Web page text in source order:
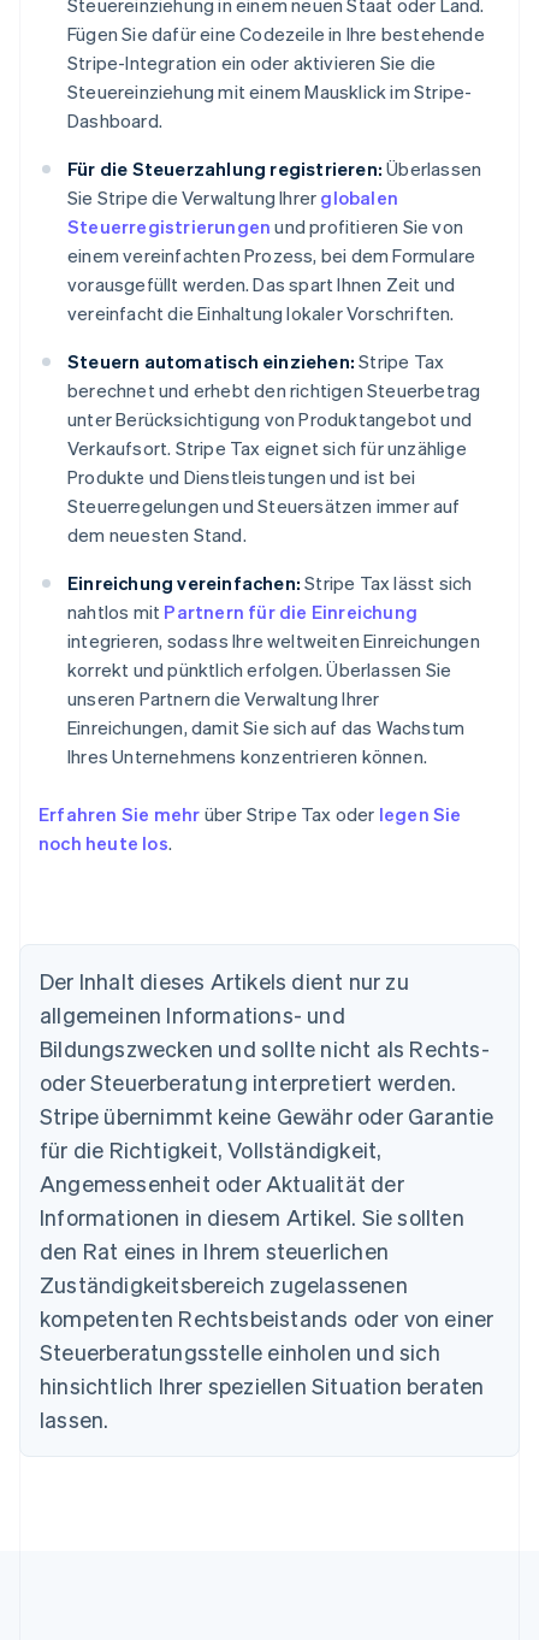
Steuereinziehung in einem neuen Staat oder Land.
Fügen Sie dafür eine Codezeile in Ihre bestehende
Stripe-Integration ein oder aktivieren Sie die
Steuereinziehung mit einem Mausklick im Stripe-
Dashboard.
Für die Steuerzahlung registrieren: Überlassen
Sie Stripe die Verwaltung Ihrer globalen
Steuerregistrierungen und profitieren Sie von
einem vereinfachten Prozess, bei dem Formulare
vorausgefüllt werden. Das spart Ihnen Zeit und
vereinfacht die Einhaltung lokaler Vorschriften.
Steuern automatisch einziehen: Stripe Tax
berechnet und erhebt den richtigen Steuerbetrag
unter Berücksichtigung von Produktangebot und
Verkaufsort. Stripe Tax eignet sich für unzählige
Produkte und Dienstleistungen und ist bei
Steuerregelungen und Steuersätzen immer auf
dem neuesten Stand.
Einreichung vereinfachen: Stripe Tax lässt sich
nahtlos mit Partnern für die Einreichung
integrieren, sodass Ihre weltweiten Einreichungen
korrekt und pünktlich erfolgen. Überlassen Sie
unseren Partnern die Verwaltung Ihrer
Einreichungen, damit Sie sich auf das Wachstum
Ihres Unternehmens konzentrieren können.
Erfahren Sie mehr über Stripe Tax oder legen Sie
noch heute los.
Der Inhalt dieses Artikels dient nur zu
allgemeinen Informations- und
Bildungszwecken und sollte nicht als Rechts-
oder Steuerberatung interpretiert werden.
Stripe übernimmt keine Gewähr oder Garantie
für die Richtigkeit, Vollständigkeit,
Angemessenheit oder Aktualität der
Informationen in diesem Artikel. Sie sollten
den Rat eines in Ihrem steuerlichen
Zuständigkeitsbereich zugelassenen
kompetenten Rechtsbeistands oder von einer
Steuerberatungsstelle einholen und sich
hinsichtlich Ihrer speziellen Situation beraten
lassen.
Australien
English
Belgien
NederlandsFrançais DeutschEnglish
Brasilien
Bulgarien
English
Dänemark
English
Deutschland
DeutschEnglish
English
Festlandchina